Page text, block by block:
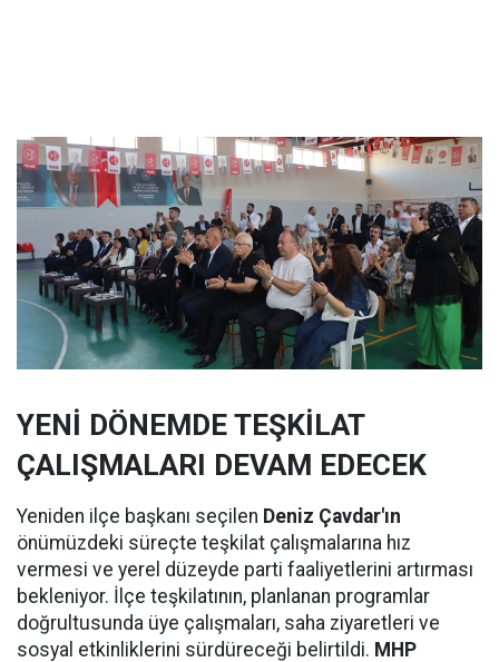
YENİ DÖNEMDE TEŞKİLAT
ÇALIŞMALARI DEVAM EDECEK
Yeniden ilçe başkanı seçilen Deniz Çavdar'ın
önümüzdeki süreçte teşkilat çalışmalarına hız
vermesi ve yerel düzeyde parti faaliyetlerini artırması
bekleniyor. İlçe teşkilatının, planlanan programlar
doğrultusunda üye çalışmaları, saha ziyaretleri ve
sosyal etkinliklerini sürdüreceği belirtildi. MHP